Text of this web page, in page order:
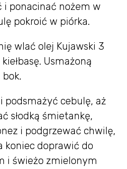
i ponacinać nożem w
pokroić w piórka.
wlać olej Kujawski 3
Usmażoną
bok.
podsmażyć cebulę, aż
słodką śmietankę,
i podgrzewać chwilę,
koniec doprawić do
i świeżo zmielonym